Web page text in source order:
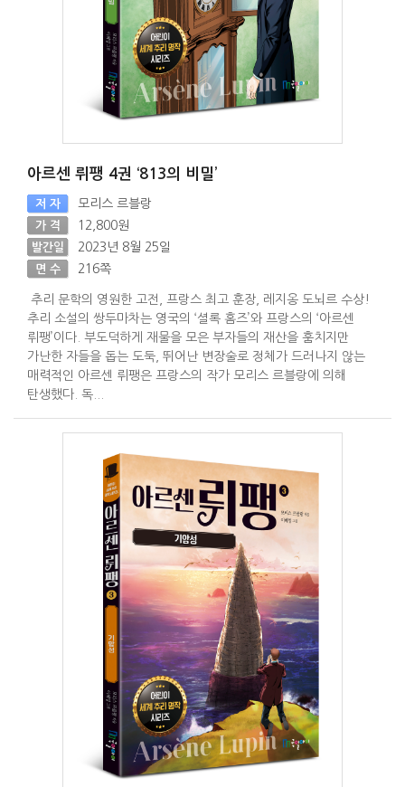
아르센 뤼팽 4권 ‘813의 비밀’
저 자 모리스 르블랑
가 격 12,800원
발간일 2023년 8월 25일
면 수 216쪽
추리 문학의 영원한 고전, 프랑스 최고 훈장, 레지옹 도뇌르 수상!
추리 소설의 쌍두마차는 영국의 ‘셜록 홈즈’와 프랑스의 ‘아르센
뤼팽’이다. 부도덕하게 재물을 모은 부자들의 재산을 훔치지만
가난한 자들을 돕는 도둑, 뛰어난 변장술로 정체가 드러나지 않는
매력적인 아르센 뤼팽은 프랑스의 작가 모리스 르블랑에 의해
탄생했다. 독...